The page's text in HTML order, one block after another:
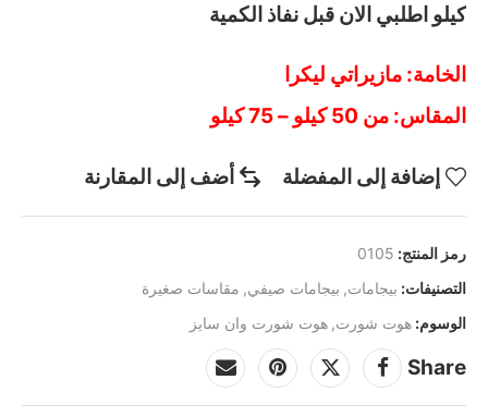
كيلو اطلبي الان قبل نفاذ الكمية
الخامة: مازيراتي ليكرا
المقاس: من 50 كيلو – 75 كيلو
إضافة إلى المفضلة أضف إلى المقارنة
رمز المنتج: 0105
التصنيفات: بيجامات, بيجامات صيفي, مقاسات صغيرة
الوسوم: هوت شورت, هوت شورت وان سايز
Share